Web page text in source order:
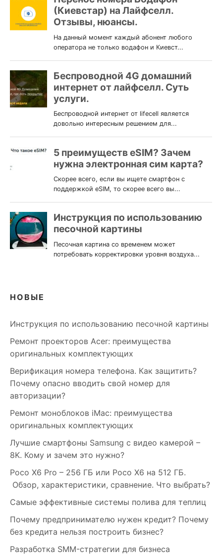
НОВЫЕ
Инструкция по использованию песочной картины
Ремонт проекторов Acer: преимущества
оригинальных комплектующих
Верификация номера телефона. Как защитить?
Почему опасно вводить свой номер для
авторизации?
Ремонт моноблоков iMac: преимущества
оригинальных комплектующих
Лучшие смартфоны Samsung c видео камерой –
8K. Кому и зачем это нужно?
Poco X6 Pro – 256 ГБ или Poco X6 на 512 ГБ.
Обзор, характеристики, сравнение. Что выбрать?
Самые эффективные системы полива для теплиц
Почему предпринимателю нужен кредит? Почему
без кредита нельзя построить бизнес?
Разработка SMM-стратегии для бизнеса